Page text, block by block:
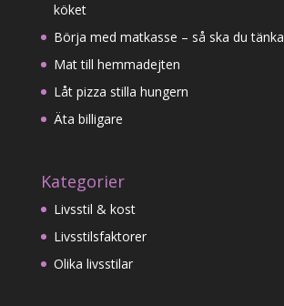
köket
Börja med matkasse – så ska du tänka
Mat till hemmadejten
Låt pizza stilla hungern
Äta billigare
Kategorier
Livsstil & kost
Livsstilsfaktorer
Olika livsstilar